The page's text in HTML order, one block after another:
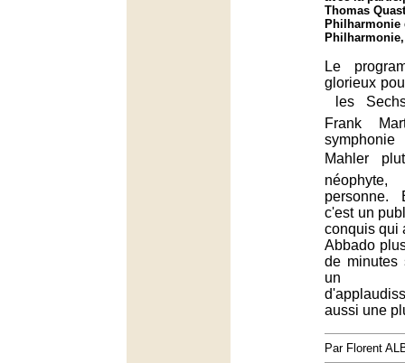
Thomas
Philharmonie
Le
glorieux
 les
Frank
Mahler 
néophyte,
personne.
c'est un
conquis qui
Abbado
de minutes
un
aussi une
Par Florent